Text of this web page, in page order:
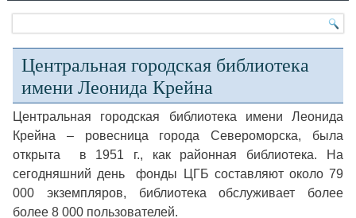
Центральная городская библиотека
имени Леонида Крейна
Центральная городская библиотека имени Леонида
Крейна – ровесница города Североморска, была
открыта в 1951 г., как районная библиотека. На
сегодняшний день фонды ЦГБ составляют около 79
000 экземпляров, библиотека обслуживает более
более 8 000 пользователей.